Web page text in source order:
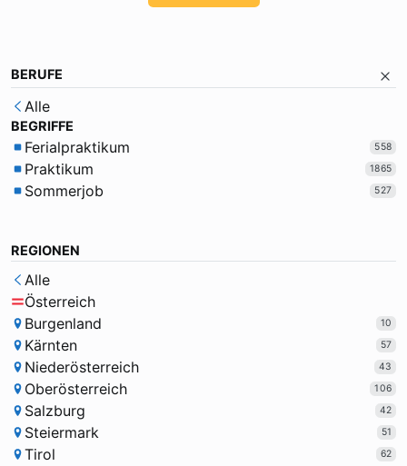
BERUFE
Alle
BEGRIFFE
Ferialpraktikum 558
Praktikum 1865
Sommerjob 527
REGIONEN
Alle
Österreich
Burgenland
10
Kärnten 57
Niederösterreich 43
Oberösterreich 106
Salzburg 42
Steiermark 51
Tirol 62